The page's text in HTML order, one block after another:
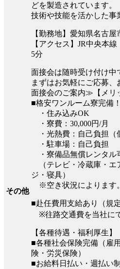
その他
どを製造されています。
技術や技能を活かした事
【勤務地】愛知県名古屋
【アクセス】JR中央本
5分
面接会は随時受け付け中
まずはお気軽にご応募
面接会のご案内≫【メリ
■格安ワンルーム寮完備！
・住み込みOK
・寮費：30,000円/月
・光熱費：自己負担（
・駐車場：自己負担
・寮備品無償レンタル
（テレビ・冷蔵庫・エ
ジ・寝具）
※空き状況によります
■赴任費用支給あり（規定
※往路交通費を当社に
【各種待遇・福利厚生】
■各種社会保険完備（雇
険・労災保険）
■お給料日払い・週払い